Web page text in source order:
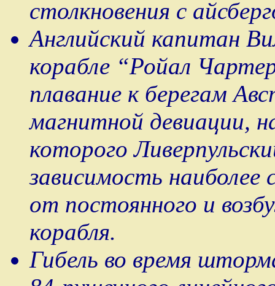
столкновения с
Английский капитан
корабле “Ройал
плавание к берегам
магнитной девиации,
которого
зависимость наиболее
от постоянного и
корабля.
Гибель во время